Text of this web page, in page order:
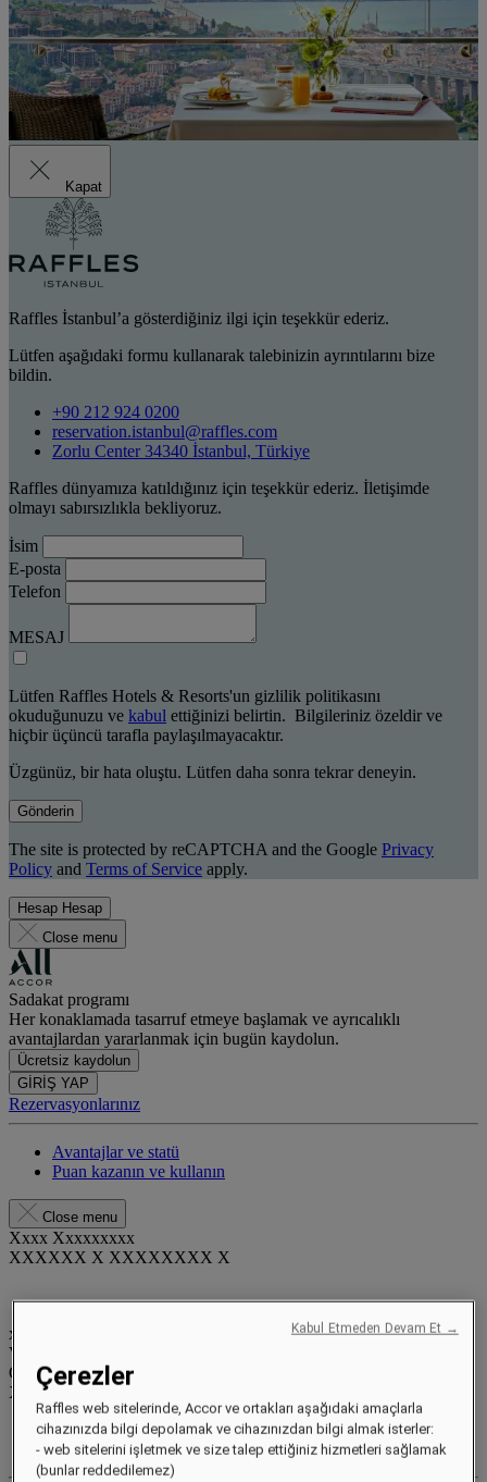
Kapat
Raffles İstanbul’a gösterdiğiniz ilgi için teşekkür ederiz.
Lütfen aşağıdaki formu kullanarak talebinizin ayrıntılarını bize
bildin.
+90 212 924 0200
reservation.istanbul@raffles.com
Zorlu Center 34340 İstanbul, Türkiye
Raffles dünyamıza katıldığınız için teşekkür ederiz. İletişimde
olmayı sabırsızlıkla bekliyoruz.
İsim
E-posta
Telefon
MESAJ
Lütfen Raffles Hotels & Resorts'un gizlilik politikasını
okuduğunuzu ve kabul ettiğinizi belirtin. Bilgileriniz özeldir ve
hiçbir üçüncü tarafla paylaşılmayacaktır.
Üzgünüz, bir hata oluştu. Lütfen daha sonra tekrar deneyin.
Gönderin
The site is protected by reCAPTCHA and the Google Privacy
Policy and Terms of Service apply.
Hesap Hesap
Close menu
Sadakat programı
Her konaklamada tasarruf etmeye başlamak ve ayrıcalıklı
avantajlardan yararlanmak için bugün kaydolun.
Ücretsiz kaydolun
GİRİŞ YAP
Rezervasyonlarınız
Avantajlar ve statü
Puan kazanın ve kullanın
Close menu
Xxxx Xxxxxxxxx
XXXXXX X XXXXXXXX X
xxxxxxxx
Valid until
Ödül puanlar
XXXpts
Sadakat hesabınız
Rezervasyonlarınız
Çerezler
Raffles web sitelerinde, Accor ve ortakları aşağıdaki amaçlarla
cihazınızda bilgi depolamak ve cihazınızdan bilgi almak isterler:
- web sitelerini işletmek ve size talep ettiğiniz hizmetleri sağlamak
(bunlar reddedilemez)
Kabul Etmeden Devam Et →